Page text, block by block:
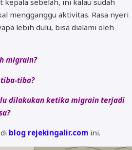
kepala sebelah, ini kalau sudah
mengganggu aktivitas. Rasa nyeri
lebih dulu, bisa dialami oleh
migrain?
tiba?
dilakukan ketika migrain terjadi
blog rejekingalir.com ini.